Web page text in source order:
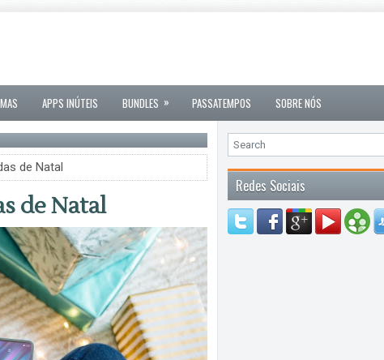
APPS INÚTEIS BUNDLES » PASSATEMPOS SOBRE NÓS
de Natal
de Natal
Redes Sociais